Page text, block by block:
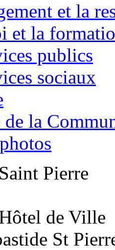
et la
et la
publics
sociaux
la
Pierre
de Ville
St